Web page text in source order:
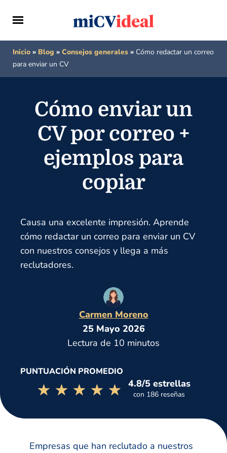
Inicio » Blog » Consejos generales » Cómo redactar un correo
para enviar un CV
Cómo enviar un
CV por correo +
ejemplos para
copiar
Causa una excelente impresión. Aprende
cómo redactar un correo para enviar un CV
con nuestros consejos y llega a más
reclutadores.
Carmen Moreno
25 Mayo 2026
Lectura de 10 minutos
PUNTUACIÓN PROMEDIO
☆☆☆☆☆
★★★★★ 4.8/5 estrellas
con 186 reseñas
Empresas que han reclutado a nuestros